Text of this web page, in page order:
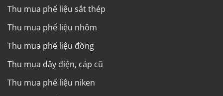
Thu mua phế liệu sắt thép
Thu mua phế liệu nhôm
Thu mua phế liệu đồng
Thu mua dây điện, cáp cũ
Thu mua phế liệu niken